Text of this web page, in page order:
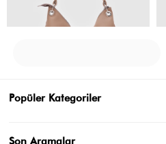
Popüler Kategoriler
Son Aramalar